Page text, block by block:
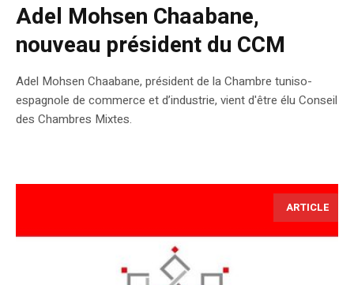
Adel Mohsen Chaabane,
nouveau président du CCM
Adel Mohsen Chaabane, président de la Chambre tuniso-
espagnole de commerce et d’industrie, vient d'être élu Conseil
des Chambres Mixtes.
ARTICLE